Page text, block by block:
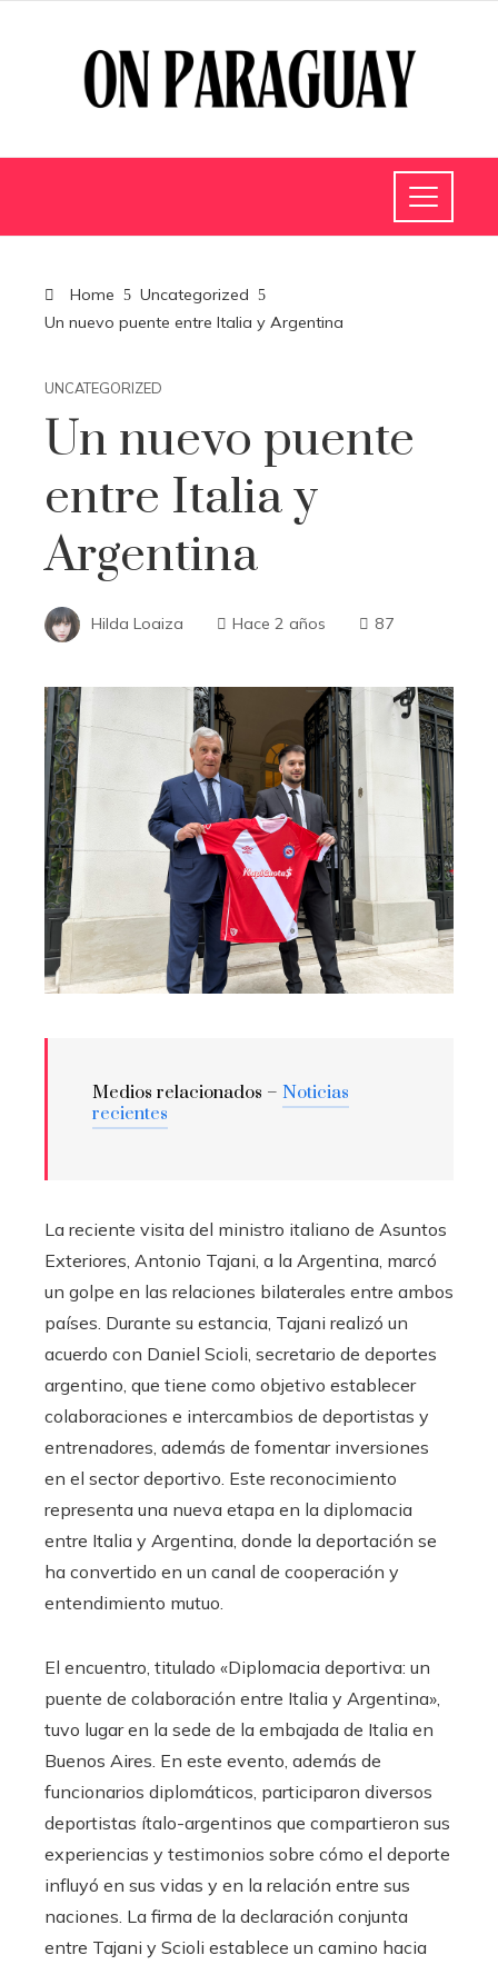
Home
Uncategorized
Un nuevo puente entre Italia y Argentina
UNCATEGORIZED
Un nuevo puente
entre Italia y
Argentina
Hilda Loaiza Hace 2 años 87
Medios relacionados – Noticias
recientes
La reciente visita del ministro italiano de Asuntos
Exteriores, Antonio Tajani, a la Argentina, marcó
un golpe en las relaciones bilaterales entre ambos
países. Durante su estancia, Tajani realizó un
acuerdo con Daniel Scioli, secretario de deportes
argentino, que tiene como objetivo establecer
colaboraciones e intercambios de deportistas y
entrenadores, además de fomentar inversiones
en el sector deportivo. Este reconocimiento
representa una nueva etapa en la diplomacia
entre Italia y Argentina, donde la deportación se
ha convertido en un canal de cooperación y
entendimiento mutuo.
El encuentro, titulado «Diplomacia deportiva: un
puente de colaboración entre Italia y Argentina»,
tuvo lugar en la sede de la embajada de Italia en
Buenos Aires. En este evento, además de
funcionarios diplomáticos, participaron diversos
deportistas ítalo-argentinos que compartieron sus
experiencias y testimonios sobre cómo el deporte
influyó en sus vidas y en la relación entre sus
naciones. La firma de la declaración conjunta
entre Tajani y Scioli establece un camino hacia